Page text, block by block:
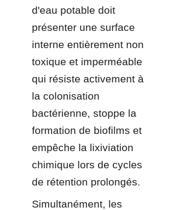
d'eau potable doit
présenter une surface
interne entièrement non
toxique et imperméable
qui résiste activement à
la colonisation
bactérienne, stoppe la
formation de biofilms et
empêche la lixiviation
chimique lors de cycles
de rétention prolongés.
Simultanément, les